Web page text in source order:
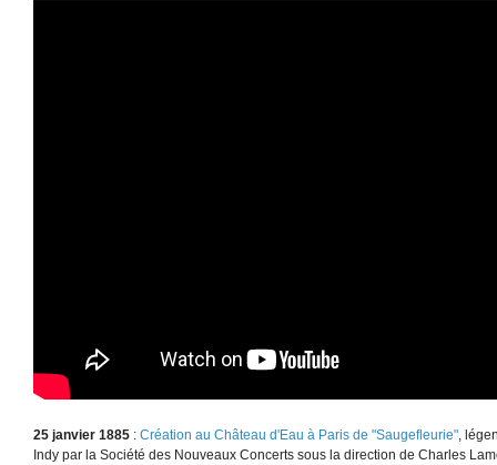
25 janvier 1885 : Création au Château d'Eau à Paris de "Saugefleurie" ,
Indy par la Société des Nouveaux Concerts sous la direction de Charles